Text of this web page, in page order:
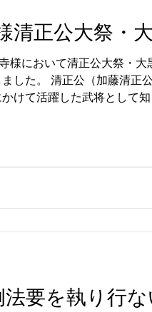
清正公大祭・
様において清正公大祭・大
した。 清正公（加藤清正
けて活躍した武将として
。また、大村藩も加藤清
り大村法華と呼ばれるほ
安全を願う場として受け
様は等身大の清正公のお像
から親しまれています。
。
崎県 佐世保市松原町397
法要を執り行な